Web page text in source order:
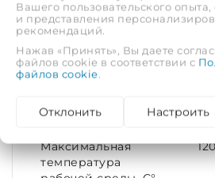
Тип соединения
Материал
размер
Максимальная
температура
Вашего пользовательского опыта,
и представления
рекомендаций.
Нажав «Принять», Вы даете
файлов cookie в соответствии с
файлов cookie.
Отклонить Настроить